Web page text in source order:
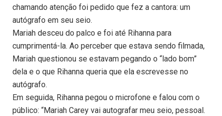
chamando atenção foi pedido que fez a cantora: um
autógrafo em seu seio.
Mariah desceu do palco e foi até Rihanna para
cumprimentá-la. Ao perceber que estava sendo filmada,
Mariah questionou se estavam pegando o “lado bom”
dela e o que Rihanna queria que ela escrevesse no
autógrafo.
Em seguida, Rihanna pegou o microfone e falou com o
público: “Mariah Carey vai autografar meu seio, pessoal.